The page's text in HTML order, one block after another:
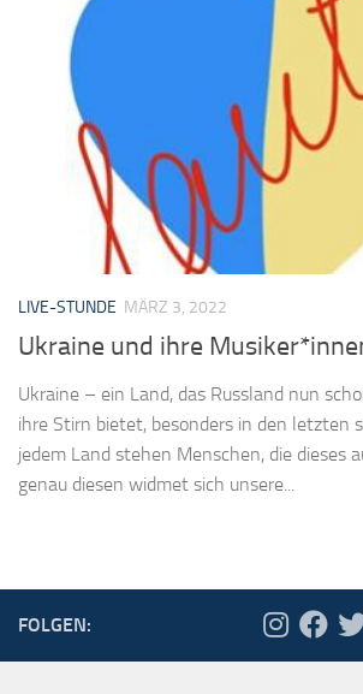
LIVE-STUNDE MÄRZ 3, 2022
Ukraine und ihre
Ukraine – ein Land, das Russland nun
ihre Stirn bietet, besonders in den letzten
jedem Land stehen Menschen, die dieses
genau diesen widmet sich unsere...
FOLGEN: